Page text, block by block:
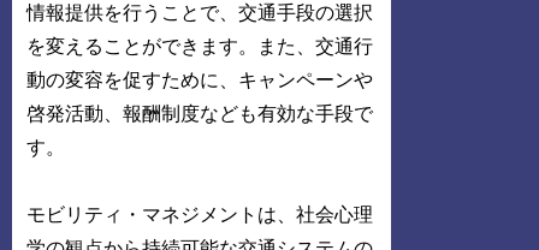
情報提供を行うことで、交通手段の選択
を変えることができます。また、交通行
動の変容を促すために、キャンペーンや
啓発活動、報酬制度なども有効な手段で
す。
モビリティ・マネジメントは、社会心理